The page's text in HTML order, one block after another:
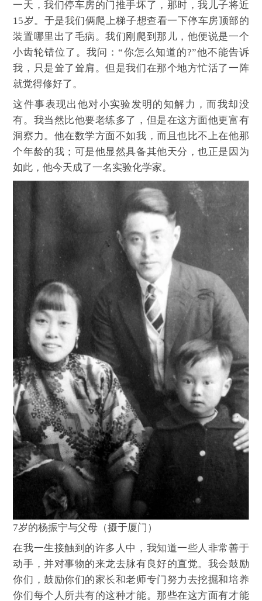
一天，我们停车房的门推手坏了，那时，我儿子将近
15岁。于是我们俩爬上梯子想查看一下停车房顶部的
装置哪里出了毛病。我们刚爬到那儿，他便说是一个
小齿轮错位了。我问：“你怎么知道的?”他不能告诉
我，只是耸了耸肩。但是我们在那个地方忙活了一阵
就觉得修好了。
这件事表现出他对小实验发明的知解力，而我却没
有。我当然比他要老练多了，但是在这方面他更富有
洞察力。他在数学方面不如我，而且也比不上在他那
个年龄的我；可是他显然具备其他天分，也正是因为
如此，他今天成了一名实验化学家。
7岁的杨振宁与父母（摄于厦门）
在我一生接触到的许多人中，我知道一些人非常善于
动手，并对事物的来龙去脉有良好的直觉。我会鼓励
你们，鼓励你们的家长和老师专门努力去挖掘和培养
你们每个人所共有的这种才能。那些在这方面有才能